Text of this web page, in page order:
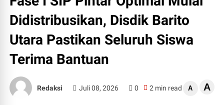
Didistribusikan, Disdik Barito
Utara Pastikan Seluruh Siswa
Terima Bantuan
Redaksi Juli 08, 2026 0 2 min read A A